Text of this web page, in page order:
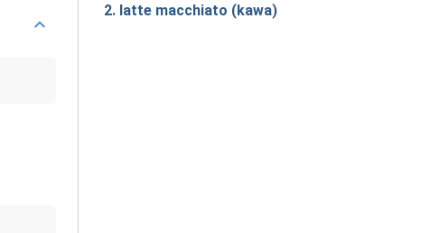
2. latte macchiato (kawa)